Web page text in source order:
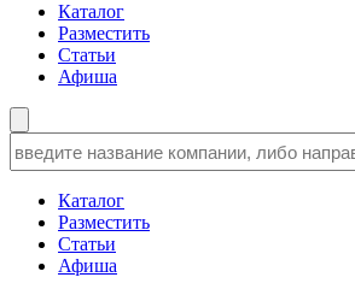
Каталог
Разместить
Статьи
Афиша
Каталог
Разместить
Статьи
Афиша